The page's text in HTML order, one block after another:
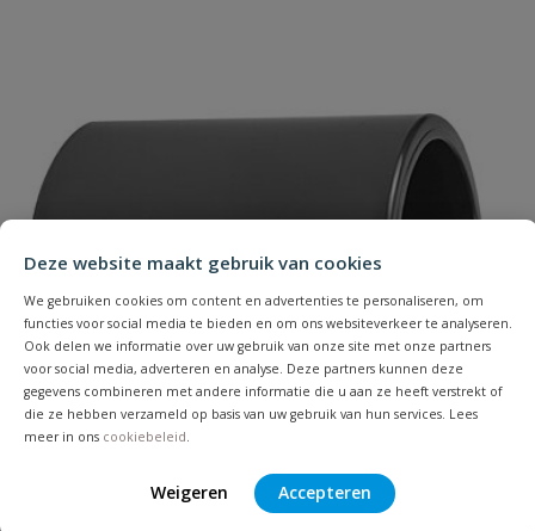
Deze website maakt gebruik van cookies
We gebruiken cookies om content en advertenties te personaliseren, om
functies voor social media te bieden en om ons websiteverkeer te analyseren.
Ook delen we informatie over uw gebruik van onze site met onze partners
voor social media, adverteren en analyse. Deze partners kunnen deze
gegevens combineren met andere informatie die u aan ze heeft verstrekt of
die ze hebben verzameld op basis van uw gebruik van hun services. Lees
meer in ons cookiebeleid.
Weigeren Accepteren
Naam
Samenvatting
Beoordeling